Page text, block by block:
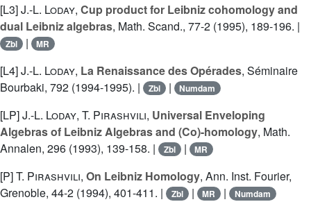
[L3]J.-L. Loday, Cup product for Leibniz cohomology and
dual Leibniz algebras, Math. Scand., 77-2 (1995), 189-196. |
Zbl | MR
[L4]J.-L. Loday, La Renaissance des Opérades, Séminaire
Bourbaki, 792 (1994-1995). |
Zbl | Numdam
[LP]J.-L. Loday, T. Pirashvili, Universal Enveloping
Algebras of Leibniz Algebras and (Co)-homology, Math.
Annalen, 296 (1993), 139-158. |
Zbl | MR
[P]T. Pirashvili, On Leibniz Homology, Ann. Inst. Fourier,
Grenoble, 44-2 (1994), 401-411. |
Zbl | MR | Numdam